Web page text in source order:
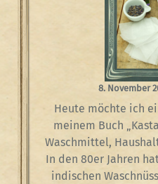
8. November
Heute möchte ich
meinem Buch
Waschmittel,
In den 80er Jahren
indischen